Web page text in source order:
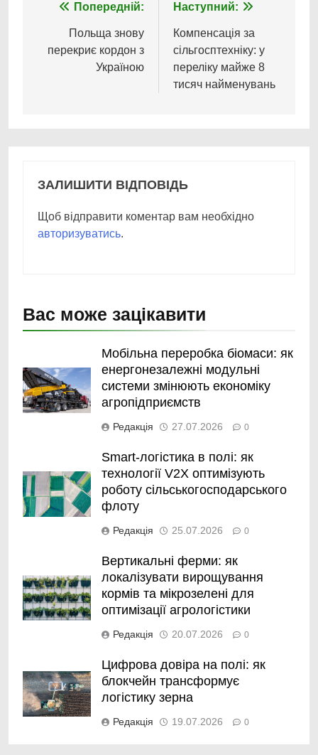
Навігація
записів
Попередній:
Польща знову
перекриє кордон з
Україною
Наступний:
Компенсація за
сільгосптехніку: у
переліку майже 8
тисяч найменувань
ЗАЛИШИТИ ВІДПОВІДЬ
Щоб відправити коментар вам необхідно
авторизуватись.
Вас може зацікавити
Мобільна переробка біомаси: як
енергонезалежні модульні
системи змінюють економіку
агропідприємств
Редакція 27.07.2026 0
Smart-логістика в полі: як
технології V2X оптимізують
роботу сільськогосподарського
флоту
Редакція 25.07.2026 0
Вертикальні ферми: як
локалізувати вирощування
кормів та мікрозелені для
оптимізації агрологістики
Редакція 20.07.2026 0
Цифрова довіра на полі: як
блокчейн трансформує
логістику зерна
Редакція 19.07.2026 0